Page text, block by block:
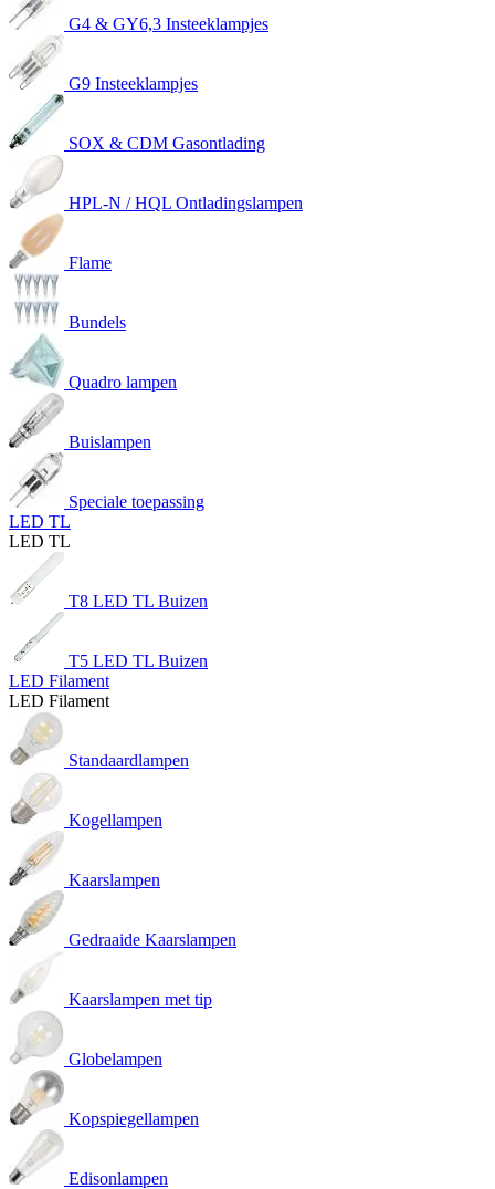
G4 & GY6,3 Insteeklampjes
G9 Insteeklampjes
SOX & CDM Gasontlading
HPL-N / HQL Ontladingslampen
Flame
Bundels
Quadro lampen
Buislampen
Speciale toepassing
LED TL
LED TL
T8 LED TL Buizen
T5 LED TL Buizen
LED Filament
LED Filament
Standaardlampen
Kogellampen
Kaarslampen
Gedraaide Kaarslampen
Kaarslampen met tip
Globelampen
Kopspiegellampen
Edisonlampen